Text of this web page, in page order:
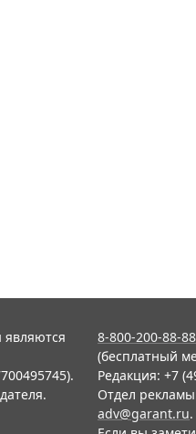
8-800-200-88-88
(бесплатный
Редакция: +7
Отдел
adv@garant.ru.